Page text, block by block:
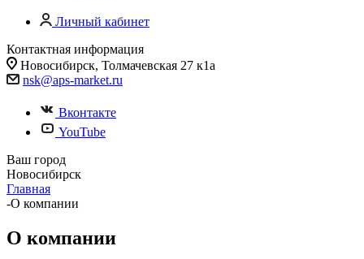
Личный кабинет
Контактная информация
Новосибирск, Толмачевская 27 к1а
nsk@aps-market.ru
Вконтакте
YouTube
Ваш город
Новосибирск
Главная
-О компании
О компании